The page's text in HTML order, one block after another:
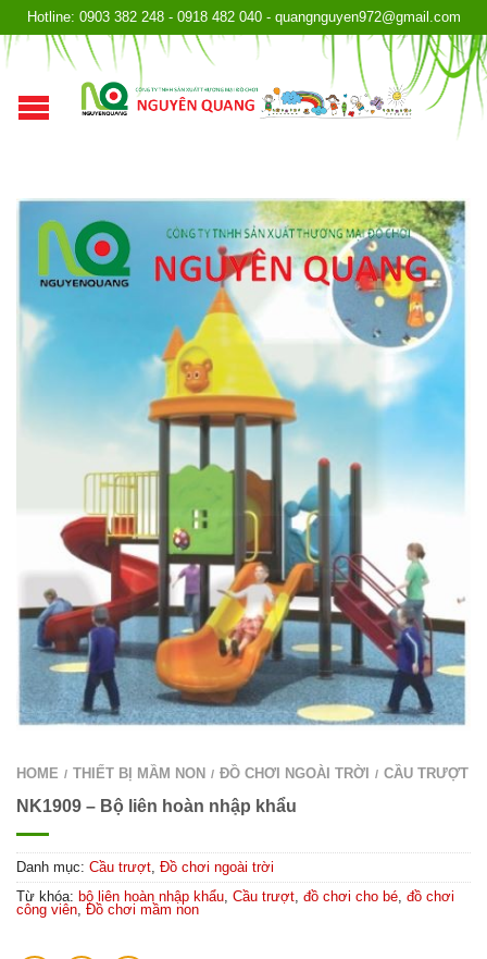
Hotline: 0903 382 248 - 0918 482 040 - quangnguyen972@gmail.com
HOME / THIẾT BỊ MẦM NON / ĐỒ CHƠI NGOÀI TRỜI / CẦU TRƯỢT
NK1909 – Bộ liên hoàn nhập khẩu
Danh mục: Cầu trượt Đồ chơi ngoài trời
Từ khóa: bộ liên hoàn nhập khẩu Cầu trượt đồ chơi cho bé đồ chơi
công viên Đồ chơi mầm non